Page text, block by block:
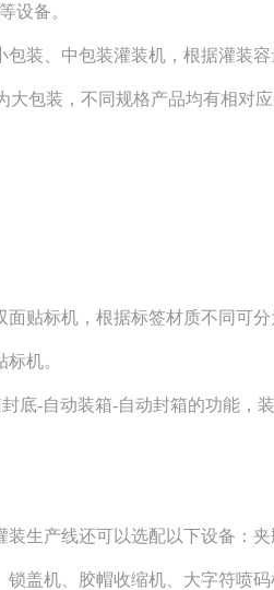
设备。
装、中包装灌装机，根据灌装
大包装，不同规格产品均有相对
贴标机，根据标签材质不同可
机。
底-自动装箱-自动封箱的功能，
装生产线还可以选配以下设备：
盖机、胶帽收缩机、大字符喷